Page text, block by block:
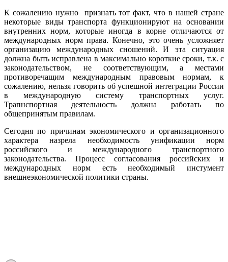
К сожалению нужно признать тот факт, что в нашей стране
некоторые виды транспорта функционируют на основании
внутренних норм, которые иногда в корне отличаются от
международных норм права. Конечно, это очень усложняет
организацию международных сношений. И эта ситуация
должна быть исправлена в максимально короткие сроки, т.к. с
законодательством, не соответствующим, а местами
противоречащим международным правовым нормам, к
сожалению, нельзя говорить об успешной интеграции России
в международную систему транспортных услуг.
Трапнспортная деятельность должна работать по
общепринятым правилам.
Сегодня по причинам экономического и организационного
характера назрела необходимость унификации норм
российского и международного транспортного
законодательства. Процесс согласования российских и
международных норм есть необходимый инстумент
внешнеэкономической политики страны.